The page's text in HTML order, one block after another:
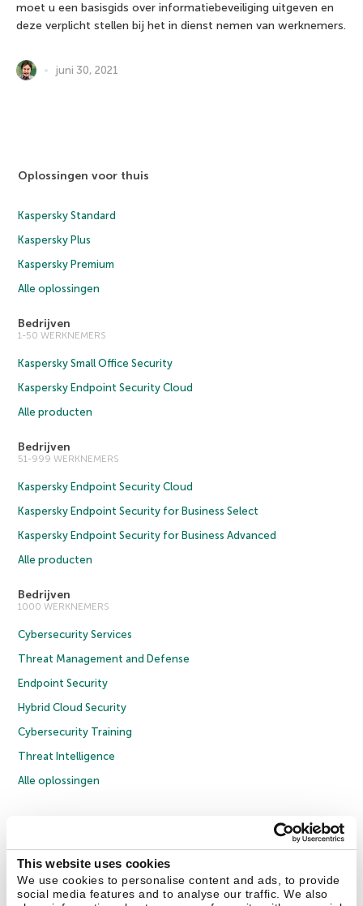
This website uses cookies
We use cookies to personalise content and ads, to provide
social media features and to analyse our traffic. We also
moet u een basisgids over informatiebeveiliging uitgeven en
deze verplicht stellen bij het in dienst nemen van werknemers.
juni 30, 2021
Oplossingen voor thuis
Kaspersky Standard
Kaspersky Plus
Kaspersky Premium
Alle oplossingen
Bedrijven
1-50 WERKNEMERS
Kaspersky Small Office Security
Kaspersky Endpoint Security Cloud
Alle producten
Bedrijven
51-999 WERKNEMERS
Kaspersky Endpoint Security Cloud
Kaspersky Endpoint Security for Business Select
Kaspersky Endpoint Security for Business Advanced
Alle producten
Bedrijven
1000 WERKNEMERS
Cybersecurity Services
Threat Management and Defense
Endpoint Security
Hybrid Cloud Security
Cybersecurity Training
Threat Intelligence
Alle oplossingen
Privacybeleid
Licentieovereenkomst B2B
Cookies
Contact Us Over ons Partners Blog Resource Center
Persberichten